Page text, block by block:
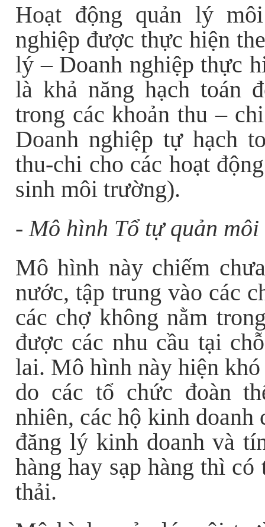
Hoạt động quản lý
nghiệp được thực hiện
lý – Doanh nghiệp thực
là khả năng hạch toán
trong các khoản thu –
Doanh nghiệp tự hạch
thu-chi cho các hoạt
sinh môi trường).
- Mô hình Tổ tự quản
Mô hình này chiếm
nước, tập trung vào các
các chợ không nằm
được các nhu cầu tại
lai. Mô hình này hiện
do các tổ chức đoàn
nhiên, các hộ kinh doanh
đăng lý kinh doanh và
hàng hay sạp hàng thì
thải.